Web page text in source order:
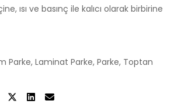
ısı ve basınç ile kalıcı olarak birbirine
Parke, Laminat Parke, Parke, Toptan